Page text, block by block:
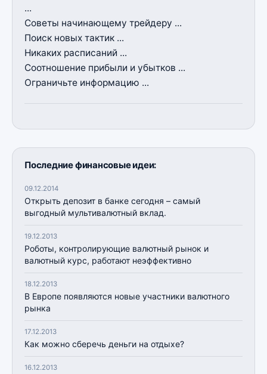
...
Советы начинающему трейдеру ...
Поиск новых тактик ...
Никаких расписаний ...
Соотношение прибыли и убытков ...
Ограничьте информацию ...
Последние финансовые идеи:
09.12.2014
Открыть депозит в банке сегодня – самый
выгодный мультивалютный вклад.
19.12.2013
Роботы, контролирующие валютный рынок и
валютный курс, работают неэффективно
18.12.2013
В Европе появляются новые участники валютного
рынка
17.12.2013
Как можно сберечь деньги на отдыхе?
16.12.2013